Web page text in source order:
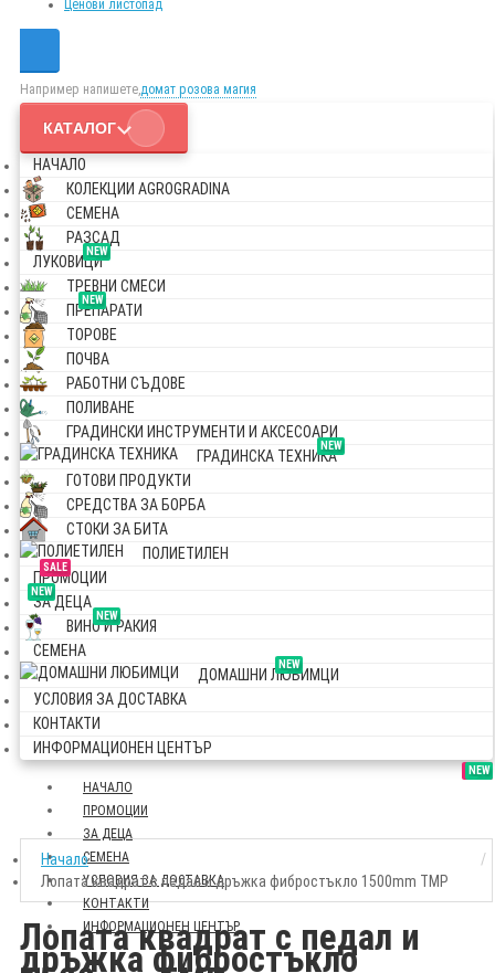
Ценови листопад
Например напишете,домат розова магия
КАТАЛОГ
НАЧАЛО
КОЛЕКЦИИ AGROGRADINA
СЕМЕНА
РАЗСАД
NEW
ЛУКОВИЦИ
ТРЕВНИ СМЕСИ
NEW
ПРЕПАРАТИ
ТОРОВЕ
ПОЧВА
РАБОТНИ СЪДОВЕ
ПОЛИВАНЕ
ГРАДИНСКИ ИНСТРУМЕНТИ И АКСЕСОАРИ
NEW
ГРАДИНСКА ТЕХНИКА
ГОТОВИ ПРОДУКТИ
СРЕДСТВА ЗА БОРБА
СТОКИ ЗА БИТА
ПОЛИЕТИЛЕН
SALE
ПРОМОЦИИ
NEW
ЗА ДЕЦА
NEW
ВИНО И РАКИЯ
СЕМЕНА
NEW
ДОМАШНИ ЛЮБИМЦИ
УСЛОВИЯ ЗА ДОСТАВКА
КОНТАКТИ
ИНФОРМАЦИОНЕН ЦЕНТЪР
НАЧАЛО
SALE
ПРОМОЦИИ
NEW
ЗА ДЕЦА
СЕМЕНА
УСЛОВИЯ ЗА ДОСТАВКА
КОНТАКТИ
ИНФОРМАЦИОНЕН ЦЕНТЪР
Начало
Лопата квадрат с педал и дръжка фибростъкло 1500mm TMP
Лопата квадрат с педал и
дръжка фибростъкло